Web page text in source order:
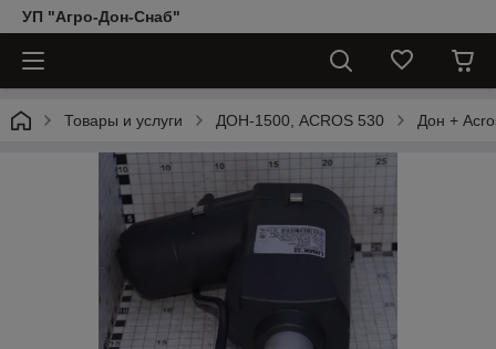
УП "Агро-Дон-Снаб"
Товары и услуги ДОН-1500, АCROS 530 Дон +